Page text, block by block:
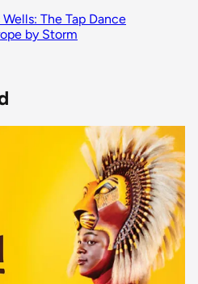
The Tap Dance
by Storm